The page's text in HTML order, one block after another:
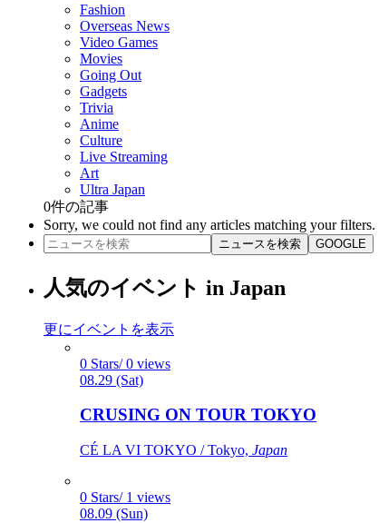
Fashion
Overseas News
Video Games
Movies
Going Out
Gadgets
Trivia
Anime
Culture
Live Streaming
Art
Ultra Japan
0件の記事
Sorry, we could not find any articles matching your filters.
ニュースを検索 GOOGLE
人気のイベント in Japan
更にイベントを表示
0 Stars/ 0 views
08.29 (Sat)
CRUSING ON TOUR TOKYO
CÉ LA VI TOKYO / Tokyo, Japan
0 Stars/ 1 views
08.09 (Sun)